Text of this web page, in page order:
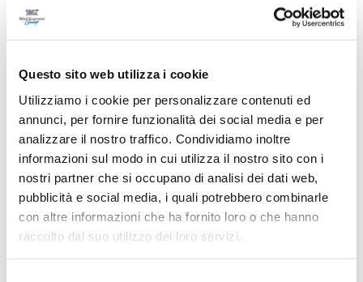
Questo sito web utilizza i cookie
Utilizziamo i cookie per personalizzare contenuti ed
annunci, per fornire funzionalità dei social media e per
analizzare il nostro traffico. Condividiamo inoltre
informazioni sul modo in cui utilizza il nostro sito con i
nostri partner che si occupano di analisi dei dati web,
pubblicità e social media, i quali potrebbero combinarle
con altre informazioni che ha fornito loro o che hanno
raccolto dal suo utilizzo dei loro servizi.
REAL SASSOFERRATO. Accordo per un
settore giovanile unico
aver raggiunto un accordo con il Sassoferrato
settore giovanile...leggi
24/06/2026
CASTELFIDARDO ACADEMY. Mauro
Bertarelli nuovo Direttore Tecnico
Nella foto: Mauro Bertarelli e il presidente
Maximiliano Ciucciomei Il Castelfidardo Academy
volta pagina e annuncia ufficialmente la nuova
guida tecnica per la stagione sportiva 2026/2027.